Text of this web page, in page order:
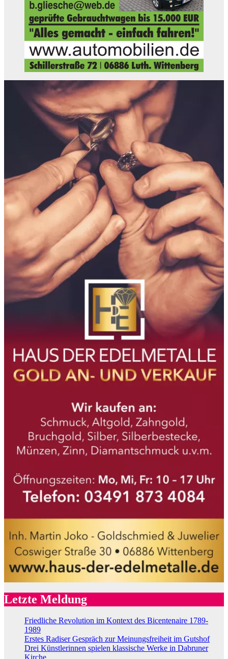
Letzte Meldung
Friedliche Revolution im Kontext des Bicentenaire 1789-
1989
Erstes Radiser Gespräch zur Meinungsfreiheit im Gutshof
Drei Künstlerinnen spielen klassische Werke in Dabruner